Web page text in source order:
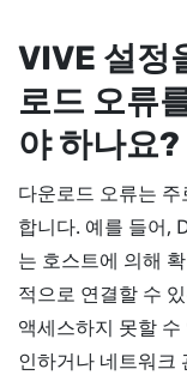
VIVE 설정
로드 오류
야 하나요?
다운로드 오류는
합니다. 예를 들어,
는 호스트에 의해
적으로 연결할 수
액세스하지 못할
인하거나 네트워크